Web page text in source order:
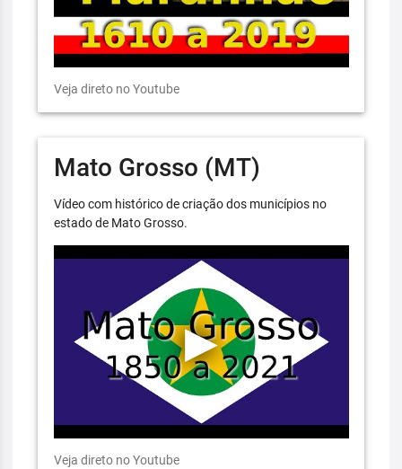
Veja direto no Youtube
Mato Grosso (MT)
Vídeo com histórico de criação dos municípios no
estado de Mato Grosso.
Veja direto no Youtube